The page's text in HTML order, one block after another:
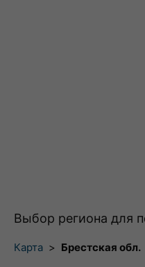
Выбор региона для
Карта > Брестская обл.